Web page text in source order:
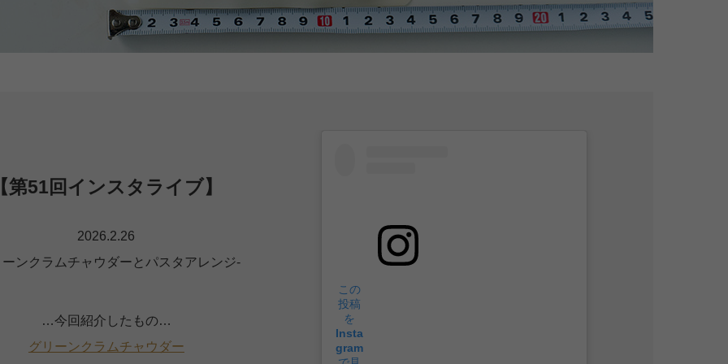
第51回インスタライブ】
2026.2.26
ンクラムチャウダーとパスタアレンジ-
…今回紹介したもの…
グリーンクラムチャウダー
この
投稿
を
Insta
gram